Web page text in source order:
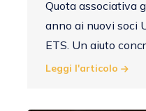
Quota associativa
anno ai nuovi soci
ETS. Un aiuto
Leggi l'articolo